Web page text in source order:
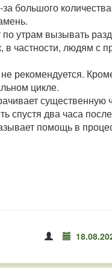
большого
утрам вызывать
в частности, людям с
рекомендуется.
цикле.
существенную
спустя два часа
помощь в